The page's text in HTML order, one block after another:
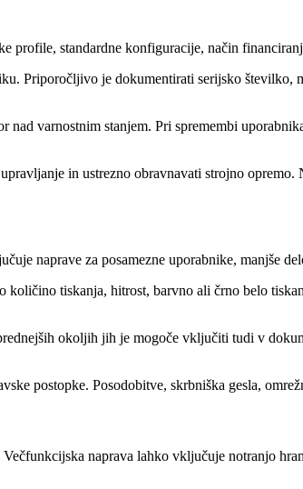
standardne konfiguracije, način
Priporočljivo je dokumentirati serijsko številko,
varnostnim stanjem. Pri spremembi
in ustrezno obravnavati strojno
naprave za posamezne uporabnike, manjše
količino tiskanja, hitrost, barvno ali črno belo
okoljih jih je mogoče vključiti tudi v
postopke. Posodobitve, skrbniška gesla,
naprava lahko vključuje notranjo